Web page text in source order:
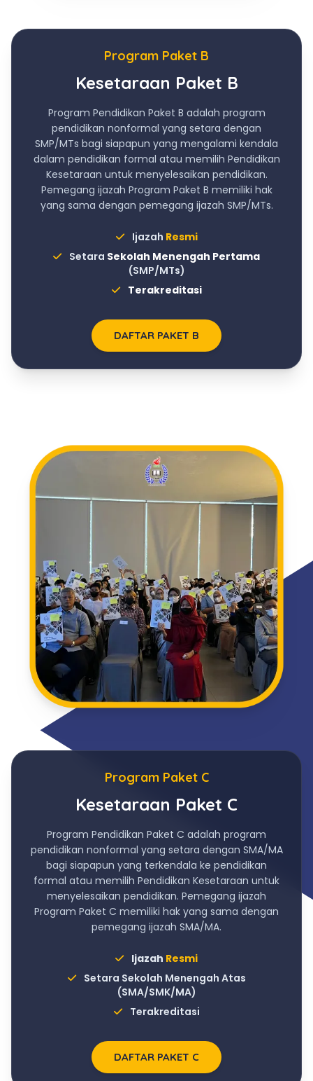
Program Paket B
Kesetaraan Paket B
Program Pendidikan Paket B adalah program
pendidikan nonformal yang setara dengan
SMP/MTs bagi siapapun yang mengalami kendala
dalam pendidikan formal atau memilih Pendidikan
Kesetaraan untuk menyelesaikan pendidikan.
Pemegang ijazah Program Paket B memiliki hak
yang sama dengan pemegang ijazah SMP/MTs.
Ijazah Resmi
Setara Sekolah Menengah Pertama
(SMP/MTs)
Terakreditasi
DAFTAR PAKET B
Program Paket C
Kesetaraan Paket C
Program Pendidikan Paket C adalah program
pendidikan nonformal yang setara dengan SMA/MA
bagi siapapun yang terkendala ke pendidikan
formal atau memilih Pendidikan Kesetaraan untuk
menyelesaikan pendidikan. Pemegang ijazah
Program Paket C memiliki hak yang sama dengan
pemegang ijazah SMA/MA.
Ijazah Resmi
Setara Sekolah Menengah Atas
(SMA/SMK/MA)
Terakreditasi
DAFTAR PAKET C